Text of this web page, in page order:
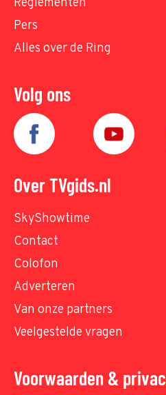
Reglementen
Pers
Alles over de Ring
Volg ons
Over TVgids.nl
SkyShowtime
Contact
Colofon
Adverteren
Van onze partners
Veelgestelde vragen
Voorwaarden &